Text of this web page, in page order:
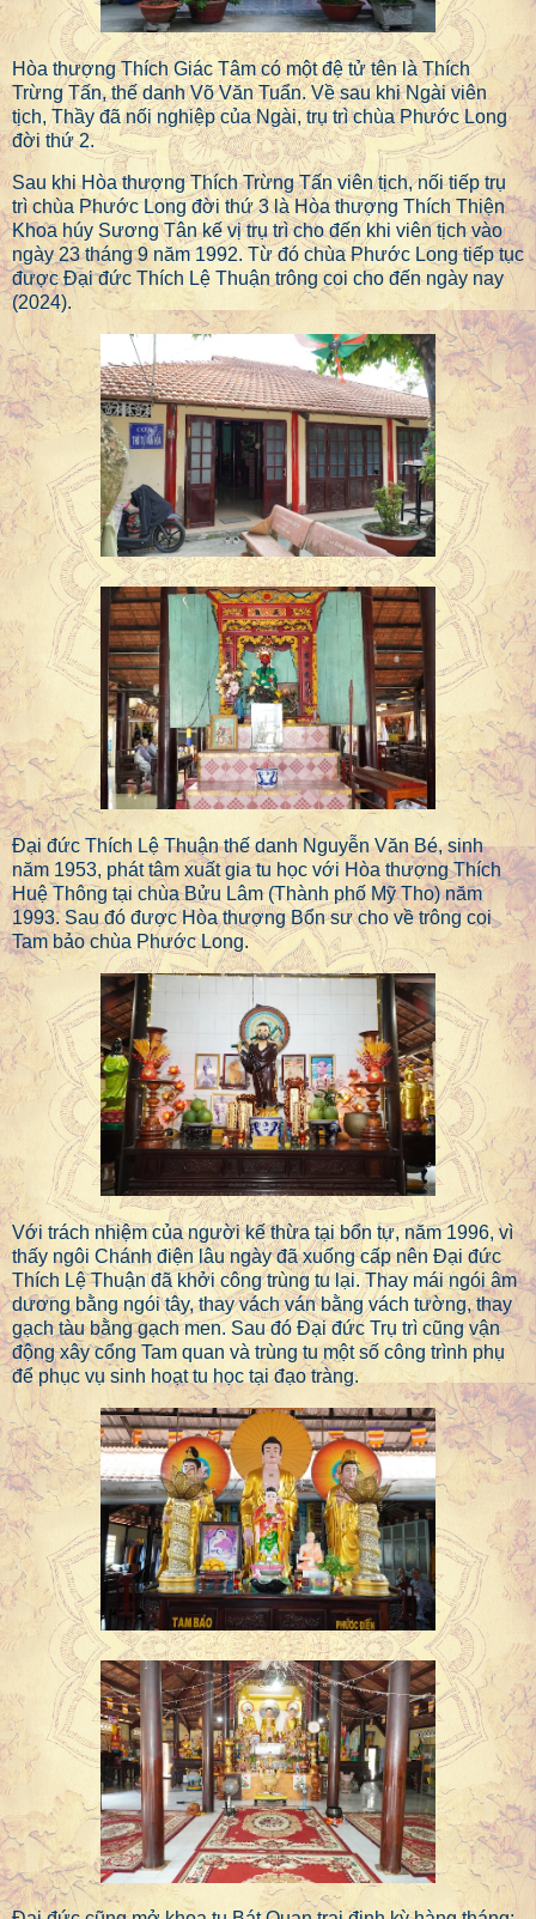
Hòa thượng Thích Giác Tâm có một đệ tử tên là Thích
Trừng Tấn, thế danh Võ Văn Tuẩn. Về sau khi Ngài viên
tịch, Thầy đã nối nghiệp của Ngài, trụ trì chùa Phước Long
đời thứ 2.
Sau khi Hòa thượng Thích Trừng Tấn viên tịch, nối tiếp trụ
trì chùa Phước Long đời thứ 3 là Hòa thượng Thích Thiện
Khoa húy Sương Tân kế vị trụ trì cho đến khi viên tịch vào
ngày 23 tháng 9 năm 1992. Từ đó chùa Phước Long tiếp tục
được Đại đức Thích Lệ Thuận trông coi cho đến ngày nay
(2024).
Đại đức Thích Lệ Thuận thế danh Nguyễn Văn Bé, sinh
năm 1953, phát tâm xuất gia tu học với Hòa thượng Thích
Huệ Thông tại chùa Bửu Lâm (Thành phố Mỹ Tho) năm
1993. Sau đó được Hòa thượng Bổn sư cho về trông coi
Tam bảo chùa Phước Long.
Với trách nhiệm của người kế thừa tại bổn tự, năm 1996, vì
thấy ngôi Chánh điện lâu ngày đã xuống cấp nên Đại đức
Thích Lệ Thuận đã khởi công trùng tu lại. Thay mái ngói âm
dương bằng ngói tây, thay vách ván bằng vách tường, thay
gạch tàu bằng gạch men. Sau đó Đại đức Trụ trì cũng vận
động xây cổng Tam quan và trùng tu một số công trình phụ
để phục vụ sinh hoạt tu học tại đạo tràng.